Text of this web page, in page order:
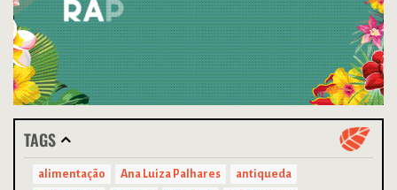
TAGS
alimentação Ana Luiza Palhares
antiqueda